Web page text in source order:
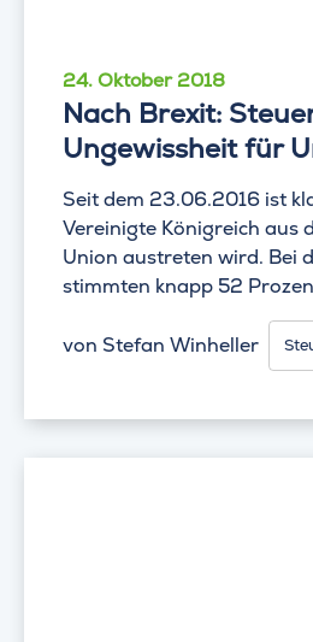
24. Oktober 2018
Nach Brexit:
Ungewissheit für
Seit dem 23.06.2016 ist
Vereinigte Königreich aus
Union austreten wird. Bei
stimmten knapp 52
von Stefan Winheller